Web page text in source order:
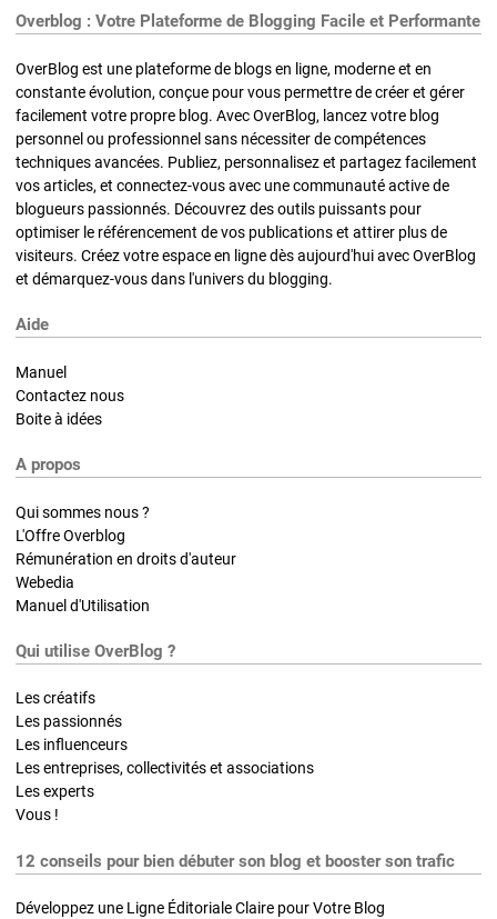
Overblog : Votre Plateforme de Blogging Facile et Performante
OverBlog est une plateforme de blogs en ligne, moderne et en
constante évolution, conçue pour vous permettre de créer et gérer
facilement votre propre blog. Avec OverBlog, lancez votre blog
personnel ou professionnel sans nécessiter de compétences
techniques avancées. Publiez, personnalisez et partagez facilement
vos articles, et connectez-vous avec une communauté active de
blogueurs passionnés. Découvrez des outils puissants pour
optimiser le référencement de vos publications et attirer plus de
visiteurs. Créez votre espace en ligne dès aujourd'hui avec OverBlog
et démarquez-vous dans l'univers du blogging.
Aide
Manuel
Contactez nous
Boite à idées
A propos
Qui sommes nous ?
L'Offre Overblog
Rémunération en droits d'auteur
Webedia
Manuel d'Utilisation
Qui utilise OverBlog ?
Les créatifs
Les passionnés
Les influenceurs
Les entreprises, collectivités et associations
Les experts
Vous !
12 conseils pour bien débuter son blog et booster son trafic
Développez une Ligne Éditoriale Claire pour Votre Blog